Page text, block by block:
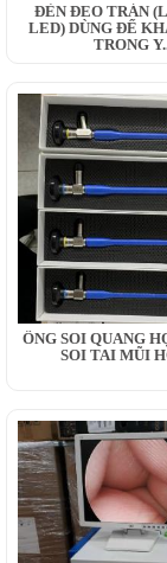
ĐÈN ĐEO TRÁN
LED) DÙNG ĐỂ
TRONG
ỐNG SOI QUANG
SOI TAI MŨI